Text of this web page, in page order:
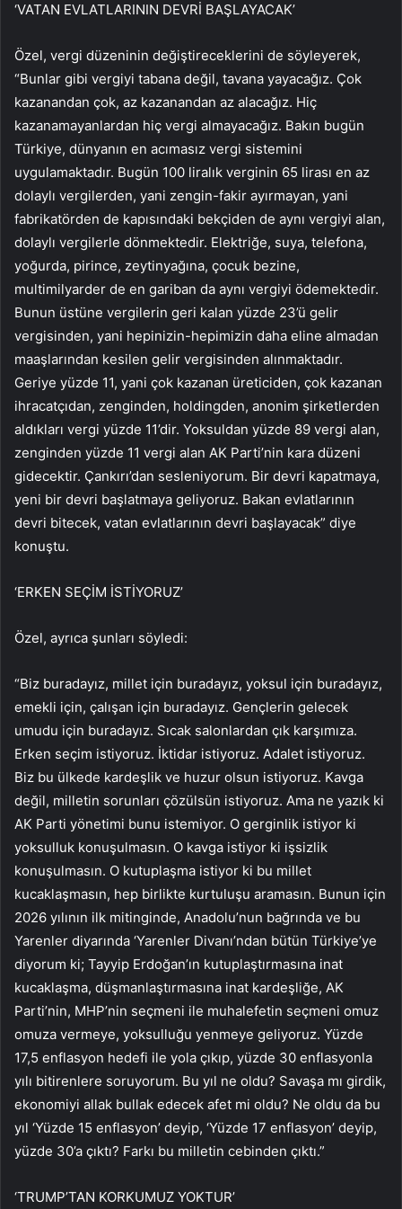
‘VATAN EVLATLARININ DEVRİ BAŞLAYACAK’
Özel, vergi düzeninin değiştireceklerini de söyleyerek,
“Bunlar gibi vergiyi tabana değil, tavana yayacağız. Çok
kazanandan çok, az kazanandan az alacağız. Hiç
kazanamayanlardan hiç vergi almayacağız. Bakın bugün
Türkiye, dünyanın en acımasız vergi sistemini
uygulamaktadır. Bugün 100 liralık verginin 65 lirası en az
dolaylı vergilerden, yani zengin-fakir ayırmayan, yani
fabrikatörden de kapısındaki bekçiden de aynı vergiyi alan,
dolaylı vergilerle dönmektedir. Elektriğe, suya, telefona,
yoğurda, pirince, zeytinyağına, çocuk bezine,
multimilyarder de en gariban da aynı vergiyi ödemektedir.
Bunun üstüne vergilerin geri kalan yüzde 23’ü gelir
vergisinden, yani hepinizin-hepimizin daha eline almadan
maaşlarından kesilen gelir vergisinden alınmaktadır.
Geriye yüzde 11, yani çok kazanan üreticiden, çok kazanan
ihracatçıdan, zenginden, holdingden, anonim şirketlerden
aldıkları vergi yüzde 11’dir. Yoksuldan yüzde 89 vergi alan,
zenginden yüzde 11 vergi alan AK Parti’nin kara düzeni
gidecektir. Çankırı’dan sesleniyorum. Bir devri kapatmaya,
yeni bir devri başlatmaya geliyoruz. Bakan evlatlarının
devri bitecek, vatan evlatlarının devri başlayacak” diye
konuştu.
‘ERKEN SEÇİM İSTİYORUZ’
Özel, ayrıca şunları söyledi:
“Biz buradayız, millet için buradayız, yoksul için buradayız,
emekli için, çalışan için buradayız. Gençlerin gelecek
umudu için buradayız. Sıcak salonlardan çık karşımıza.
Erken seçim istiyoruz. İktidar istiyoruz. Adalet istiyoruz.
Biz bu ülkede kardeşlik ve huzur olsun istiyoruz. Kavga
değil, milletin sorunları çözülsün istiyoruz. Ama ne yazık ki
AK Parti yönetimi bunu istemiyor. O gerginlik istiyor ki
yoksulluk konuşulmasın. O kavga istiyor ki işsizlik
konuşulmasın. O kutuplaşma istiyor ki bu millet
kucaklaşmasın, hep birlikte kurtuluşu aramasın. Bunun için
2026 yılının ilk mitinginde, Anadolu’nun bağrında ve bu
Yarenler diyarında ‘Yarenler Divanı’ndan bütün Türkiye’ye
diyorum ki; Tayyip Erdoğan’ın kutuplaştırmasına inat
kucaklaşma, düşmanlaştırmasına inat kardeşliğe, AK
Parti’nin, MHP’nin seçmeni ile muhalefetin seçmeni omuz
omuza vermeye, yoksulluğu yenmeye geliyoruz. Yüzde
17,5 enflasyon hedefi ile yola çıkıp, yüzde 30 enflasyonla
yılı bitirenlere soruyorum. Bu yıl ne oldu? Savaşa mı girdik,
ekonomiyi allak bullak edecek afet mi oldu? Ne oldu da bu
yıl ‘Yüzde 15 enflasyon’ deyip, ‘Yüzde 17 enflasyon’ deyip,
yüzde 30’a çıktı? Farkı bu milletin cebinden çıktı.”
‘TRUMP’TAN KORKUMUZ YOKTUR’